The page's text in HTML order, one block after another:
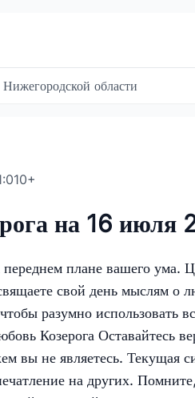
области
0+
на 16 июля
переднем плане вашего ума.
свой день мыслям о
разумно использовать
Козерога Оставайтесь
вы не являетесь. Текущая
на других.